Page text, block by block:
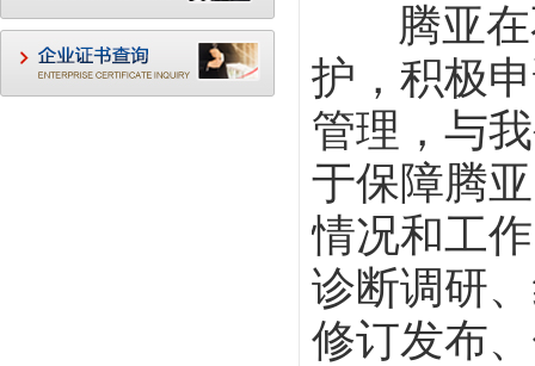
腾亚
护，积极
管理，与
于保障腾
情况和工
诊断调研
修订发布